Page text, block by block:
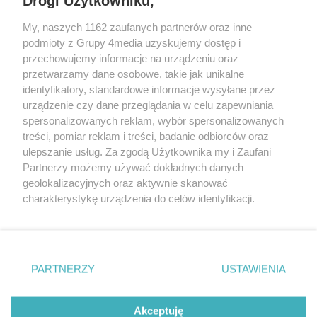
Redakcja Reklama Prywatność
Praca Łódź
the:protocol
Facebook.com
Youtube.com
My, naszych 1162 zaufanych partnerów oraz inne
podmioty z Grupy 4media uzyskujemy dostęp i
przechowujemy informacje na urządzeniu oraz
przetwarzamy dane osobowe, takie jak unikalne
identyfikatory, standardowe informacje wysyłane przez
urządzenie czy dane przeglądania w celu zapewniania
spersonalizowanych reklam, wybór spersonalizowanych
treści, pomiar reklam i treści, badanie odbiorców oraz
ulepszanie usług. Za zgodą Użytkownika my i Zaufani
Partnerzy możemy używać dokładnych danych
geolokalizacyjnych oraz aktywnie skanować
charakterystykę urządzenia do celów identyfikacji.
zmienić/wycofać klikając przycisk ustawień prywatności
znajdujący się w lewym dolnym rogu strony
. Niektóre
użytkownika, ale masz prawo sprzeciwić się takiemu
PARTNERZY USTAWIENIA
Akceptuję